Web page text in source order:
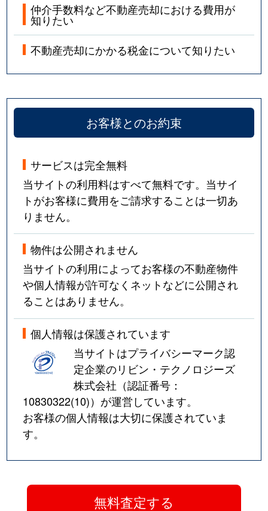
仲介手数料など不動産売却における費用が
知りたい
不動産売却にかかる税金について知りたい
お客様とのお約束
サービスは完全無料
当サイトの利用料はすべて無料です。当サイ
トがお客様に費用をご請求することは一切あ
りません。
物件は公開されません
当サイトの利用によってお客様の不動産物件
や個人情報が許可なくネットなどに公開され
ることはありません。
個人情報は保護されています
当サイトはプライバシーマーク認
定企業のリビン・テクノロジーズ
株式会社（認証番号：
10830322(10)）が運営しています。
お客様の個人情報は大切に保護されていま
す。